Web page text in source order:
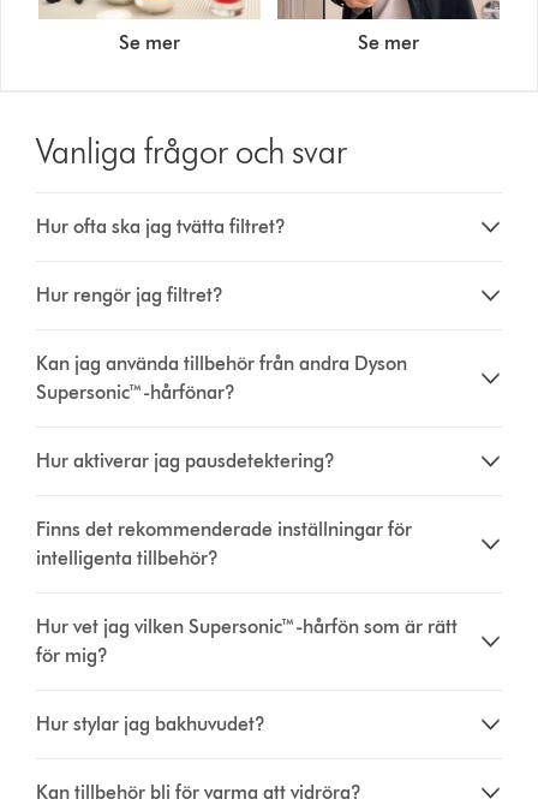
Se mer Se mer
Vanliga frågor och svar
Hur ofta ska jag tvätta filtret?
Hur rengör jag filtret?
Kan jag använda tillbehör från andra Dyson
Supersonic™-hårfönar?
Hur aktiverar jag pausdetektering?
Finns det rekommenderade inställningar för
intelligenta tillbehör?
Hur vet jag vilken Supersonic™-hårfön som är rätt
för mig?
Hur stylar jag bakhuvudet?
Kan tillbehör bli för varma att vidröra?